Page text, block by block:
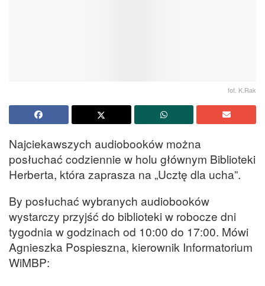
fot. K.Rak
Najciekawszych audiobooków można
posłuchać codziennie w holu głównym Biblioteki
Herberta, która zaprasza na „Ucztę dla ucha”.
By posłuchać wybranych audiobooków
wystarczy przyjść do biblioteki w robocze dni
tygodnia w godzinach od 10:00 do 17:00. Mówi
Agnieszka Pospieszna, kierownik Informatorium
WiMBP: